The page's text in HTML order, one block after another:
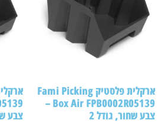
ארקלית פלסטיק Fami Picking
Box Air FPB0002R05139 –
שחור, גודל 2
צבע שחור